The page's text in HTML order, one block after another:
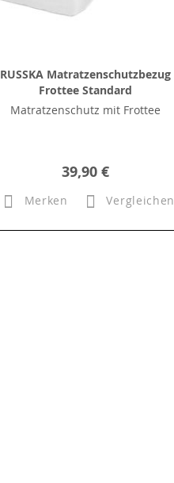
RUSSKA Matratzenschutzbezug
Frottee Standard
Matratzenschutz mit Frottee
39,90 €
Merken Vergleichen